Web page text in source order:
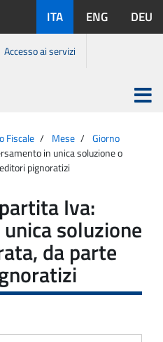
disponibili:
ITA ENG DEU
Accesso ai servizi
Apri
menu
Fiscale Mese
Giorno
in unica soluzione o
pignoratizi
Iva:
soluzione
da parte